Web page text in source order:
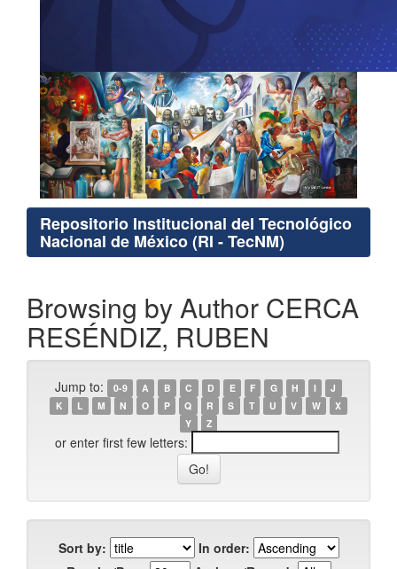
Repositorio Institucional del Tecnológico
Nacional de México (RI - TecNM)
Browsing by Author CERCA
RESÉNDIZ, RUBEN
Jump to: 0-9 A B C D E F G H I
J
K
L M N O P Q R S T U V W
X
Y
Z
or enter first few letters:
Sort by:
In order: